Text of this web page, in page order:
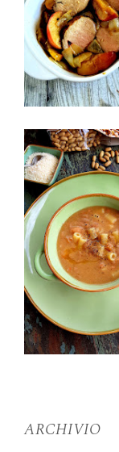
ARCHIVIO